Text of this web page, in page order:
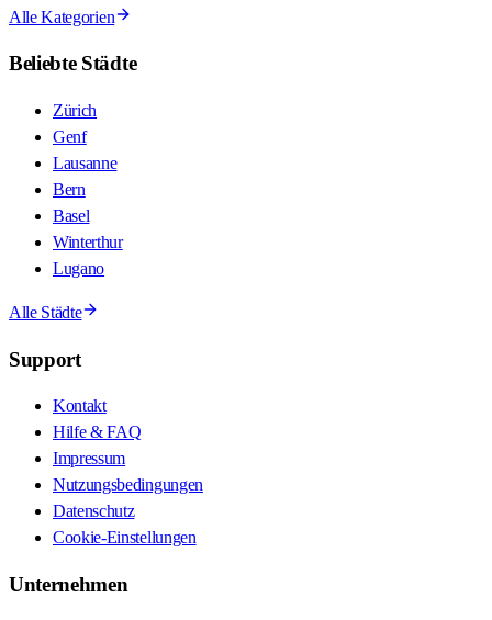
Alle Kategorien
Beliebte Städte
Zürich
Genf
Lausanne
Bern
Basel
Winterthur
Lugano
Alle Städte
Support
Kontakt
Hilfe & FAQ
Impressum
Nutzungsbedingungen
Datenschutz
Cookie-Einstellungen
Unternehmen